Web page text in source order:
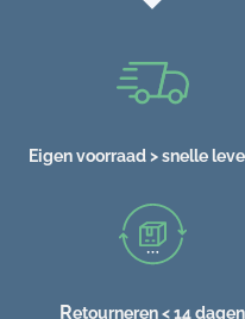
Eigen voorraad > snelle
Retourneren < 14 dagen